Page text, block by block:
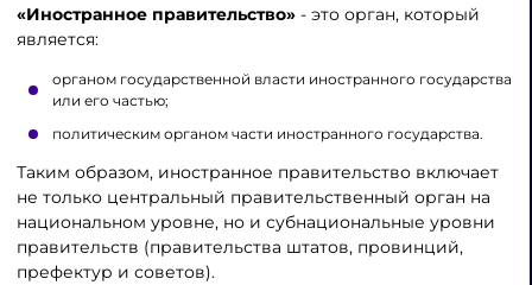
«Иностранное правительство»- это орган, который
является:
органом государственной власти иностранного государства
или его частью;
политическим органом части иностранного государства.
Таким образом, иностранное правительство включает
не только центральный правительственный орган на
национальном уровне, но и субнациональные уровни
правительств (правительства штатов, провинций,
префектур и советов).